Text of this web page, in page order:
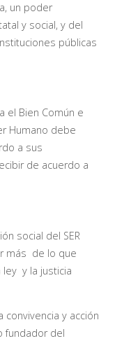
un poder
y social, y del
públicas
el Bien Común e
Humano debe
a sus
de acuerdo a
social del SER
más de lo que
y la justicia
y acción
fundador del